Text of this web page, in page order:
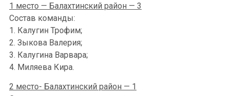
1 место — Балахтинский район — 3
Состав команды:
1. Калугин Трофим;
2. Зыкова Валерия;
3. Калугина Варвара;
4. Миляева Кира.
2 место- Балахтинский район — 1